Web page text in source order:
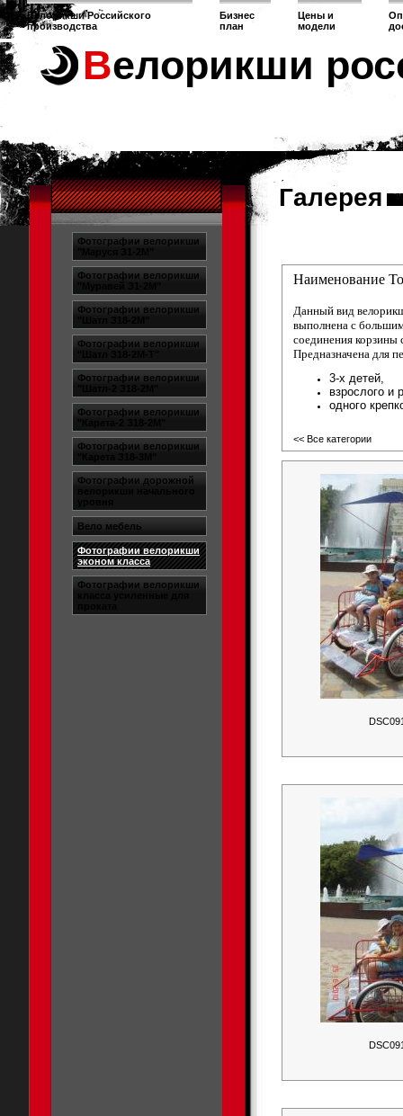
Велорикши Российского
производства
Бизнес
план
Цены и
модели
Велорикши
Фотографии велорикши
Фотографии велорикши
Фотографии велорикши
Фотографии велорикши
Фотографии велорикши
Фотографии велорикши
Фотографии велорикши
Фотографии дорожной
Вело мебель
Фотографии велорикши
эконом класса
Фотографии велорикши
Галерея
Наименование
Данный вид
выполнена с
соединения корзины
Предназначена для
3-х детей,
взрослого и
одного
<< Все категории